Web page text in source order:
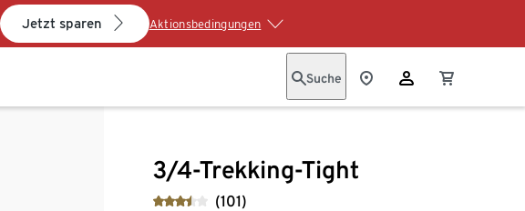
Jetzt sparen Aktionsbedingungen
Suche
3/4-Trekking-Tight
(101)